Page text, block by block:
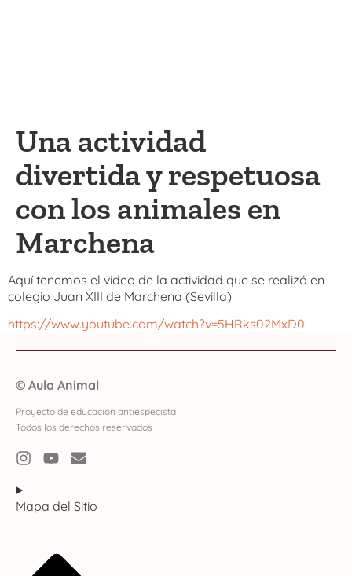
Una actividad
divertida y respetuosa
con los animales en
Marchena
Aquí tenemos el video de la actividad que se realizó en
colegio Juan XIII de Marchena (Sevilla)
https://www.youtube.com/watch?v=5HRks02MxD0
© Aula Animal
Proyecto de educación antiespecista
Todos los derechos reservados
Mapa del Sitio